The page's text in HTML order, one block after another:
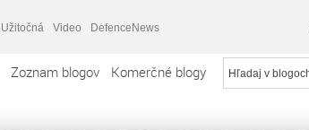
Užitočná Video DefenceNews
Zoznam blogov Komerčné blogy